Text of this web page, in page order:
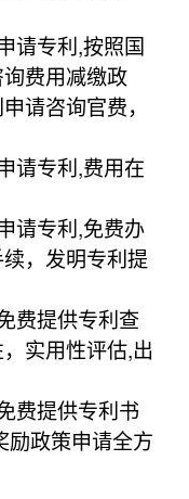
请专利,按照国
费用减缴政
请咨询官费，
请专利,费用在
请专利,免费办
，发明专利提
费提供专利查
实用性评估,出
费提供专利书
励政策申请全方